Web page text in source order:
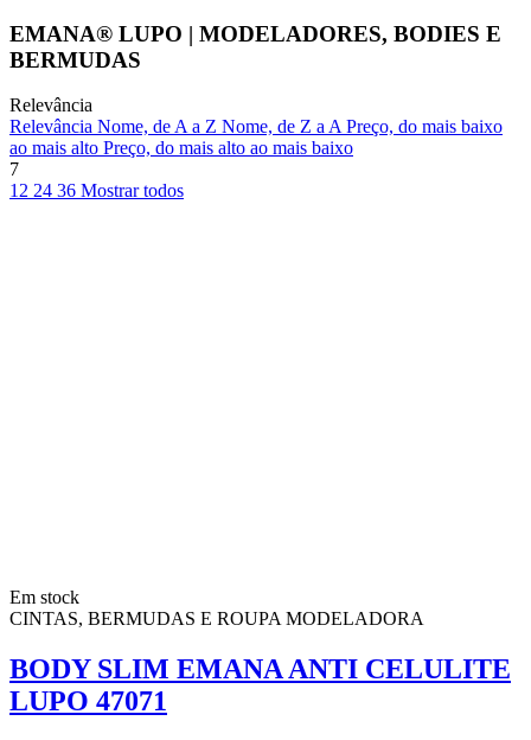
EMANA® LUPO | MODELADORES, BODIES E
BERMUDAS
Relevância
Relevância Nome, de A a Z Nome, de Z a APreço, do mais baixo
ao mais alto Preço, do mais alto ao mais baixo
7
12 24 36 Mostrar todos
Em stock
CINTAS, BERMUDAS E ROUPA MODELADORA
BODY SLIM EMANA ANTI CELULITE
LUPO 47071